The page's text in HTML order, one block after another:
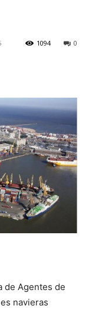
0
1094
de Agentes de
navieras